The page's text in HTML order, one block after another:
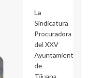
La
Sindicatura
Procuradora
del XXV
Ayuntamiento
de
Tijuana